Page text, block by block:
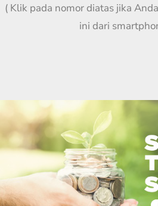
( Klik pada nomor diatas jika
ini dari